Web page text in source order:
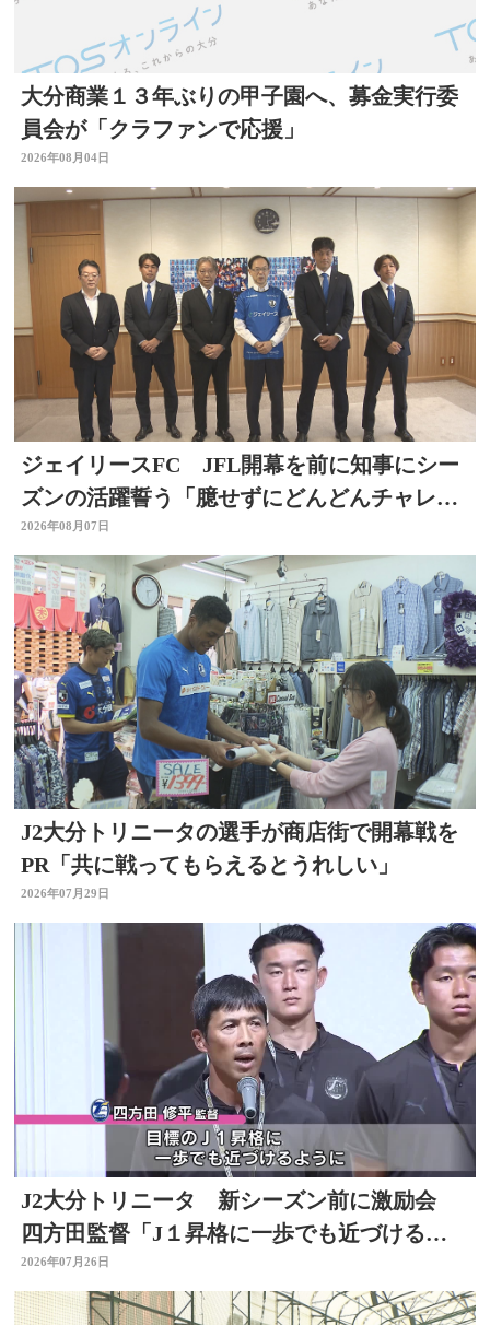
大分商業１３年ぶりの甲子園へ、募金実行委
員会が「クラファンで応援」
2026年08月04日
ジェイリースFC JFL開幕を前に知事にシー
ズンの活躍誓う「臆せずにどんどんチャレン
ジする」大分
2026年08月07日
J2大分トリニータの選手が商店街で開幕戦を
PR「共に戦ってもらえるとうれしい」
2026年07月29日
J2大分トリニータ 新シーズン前に激励会
四方田監督「J１昇格に一歩でも近づけるよ
うに」
2026年07月26日